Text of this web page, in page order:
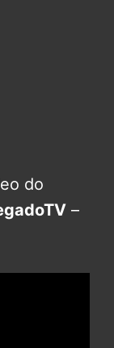
do
–